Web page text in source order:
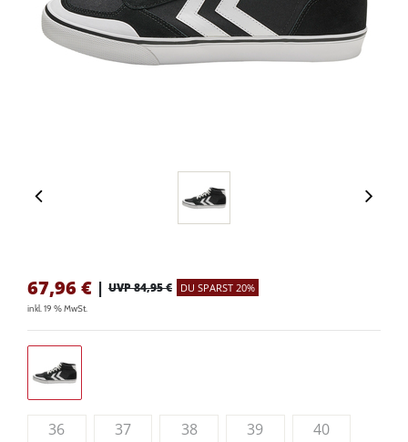
67,96 € | UVP 84,95 € DU SPARST 20%
inkl. 19 % MwSt.
36 37 38 39
40